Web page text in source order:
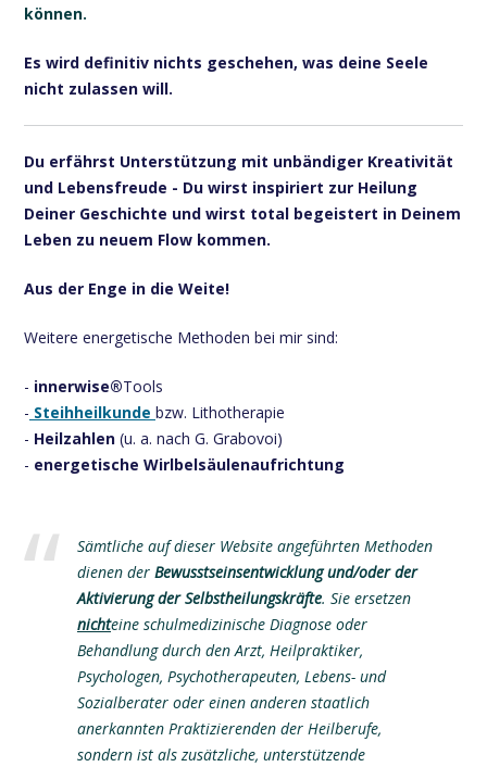
können.
Es wird definitiv nichts geschehen, was deine Seele
nicht zulassen will.
Du erfährst Unterstützung mit unbändiger Kreativität
und Lebensfreude - Du wirst inspiriert zur Heilung
Deiner Geschichte und wirst total begeistert in Deinem
Leben zu neuem Flow kommen.
Aus der Enge in die Weite!
Weitere energetische Methoden bei mir sind:
- innerwise®Tools
- Steihheilkunde bzw. Lithotherapie
- Heilzahlen (u. a. nach G. Grabovoi)
- energetische Wirlbelsäulenaufrichtung
Sämtliche auf dieser Website angeführten Methoden
dienen der Bewusstseinsentwicklung und/oder der
Aktivierung der Selbstheilungskräfte. Sie ersetzen
nichteine schulmedizinische Diagnose oder
Behandlung durch den Arzt, Heilpraktiker,
Psychologen, Psychotherapeuten, Lebens- und
Sozialberater oder einen anderen staatlich
anerkannten Praktizierenden der Heilberufe,
sondern ist als zusätzliche, unterstützende